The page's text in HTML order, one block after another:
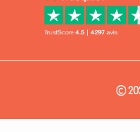
©